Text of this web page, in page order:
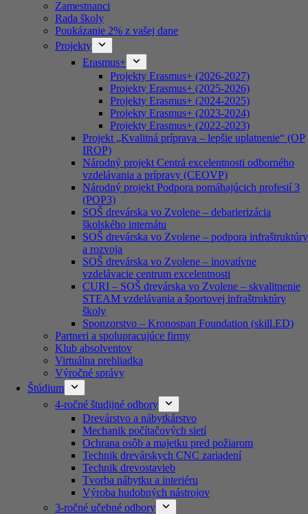
Zamestnanci
Rada školy
Poukázanie 2% z vašej dane
Projekty
Erasmus+
Projekty Erasmus+ (2026-2027)
Projekty Erasmus+ (2025-2026)
Projekty Erasmus+ (2024-2025)
Projekty Erasmus+ (2023-2024)
Projekty Erasmus+ (2022-2023)
Projekt „Kvalitná príprava – lepšie uplatnenie“ (OP
IROP)
Národný projekt Centrá excelentnosti odborného
vzdelávania a prípravy (CEOVP)
Národný projekt Podpora pomáhajúcich profesií 3
(POP3)
SOŠ drevárska vo Zvolene – debarierizácia
školského internátu
SOŠ drevárska vo Zvolene – podpora infraštruktúry
a rozvoja
SOŠ drevárska vo Zvolene – inovatívne
vzdelávacie centrum excelentnosti
CURI – SOŠ drevárska vo Zvolene – skvalitnenie
STEAM vzdelávania a športovej infraštruktúry
školy
Sponzorstvo – Kronospan Foundation (skill.ED)
Partneri a spolupracujúce firmy
Klub absolventov
Virtuálna prehliadka
Výročné správy
Štúdium
4-ročné študijné odbory
Drevárstvo a nábytkárstvo
Mechanik počítačových sietí
Ochrana osôb a majetku pred požiarom
Technik drevárskych CNC zariadení
Technik drevostavieb
Tvorba nábytku a interiéru
Výroba hudobných nástrojov
3-ročné učebné odbory